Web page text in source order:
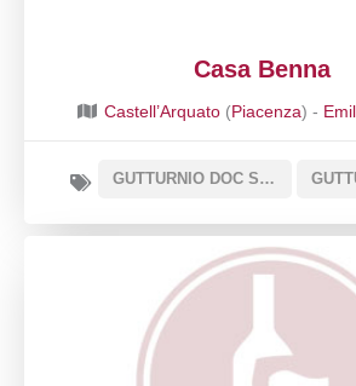
Casa Benna
Castell’Arquato(Piacenza) -
GUTTURNIO DOC SOTTOZONA CLASSICO